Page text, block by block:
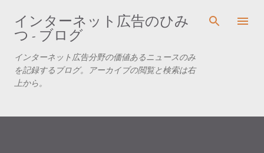
スキップしてメイン コンテンツに移動
インターネット広告のひみ
つ - ブログ
インターネット広告分野の価値あるニュースのみ
を記録するブログ。アーカイブの閲覧と検索は右
上から。